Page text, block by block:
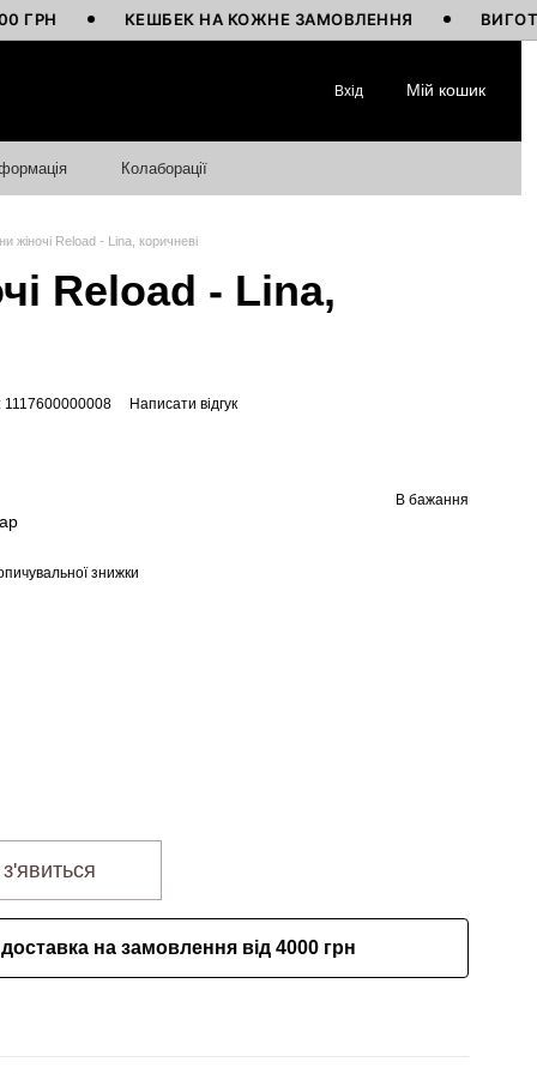
КЕШБЕК НА КОЖНЕ ЗАМОВЛЕННЯ
Вхід Мій кошик
Колаборації
жіночі Reload - Lina, коричневі
Reload - Lina,
1117600000008 Написати відгук
В бажання
знижки
на замовлення від 4000 грн